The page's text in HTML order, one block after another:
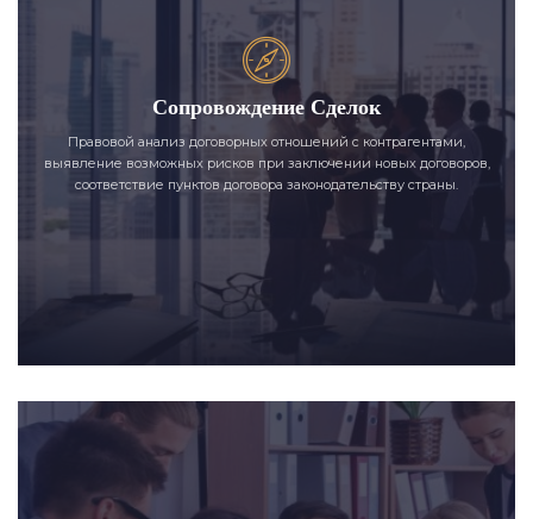
Сопровождение Сделок
Правовой анализ договорных отношений с контрагентами,
выявление возможных рисков при заключении новых договоров,
соответствие пунктов договора законодательству страны.